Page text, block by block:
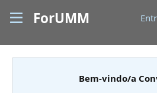
ForUMM
Bem-vindo/a